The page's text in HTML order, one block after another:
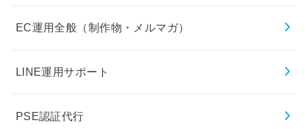
EC運用全般（制作物・メルマガ）
LINE運用サポート
PSE認証代行